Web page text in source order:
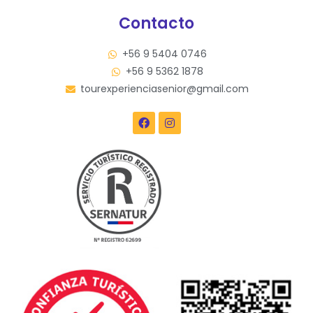
Contacto
+56 9 5404 0746
+56 9 5362 1878
tourexperienciasenior@gmail.com